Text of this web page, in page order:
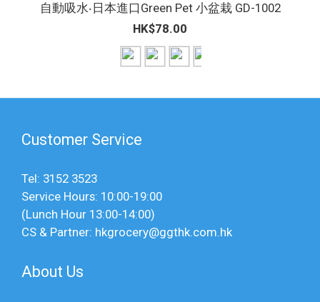
自動吸水‧日本進口Green Pet 小盆栽 GD-1002
HK$78.00
Customer Service
Tel: 3152 3523
Service Hours: 10:00-19:00
(Lunch Hour 13:00-14:00)
CS & Partner: hkgrocery@ggthk.com.hk
About Us